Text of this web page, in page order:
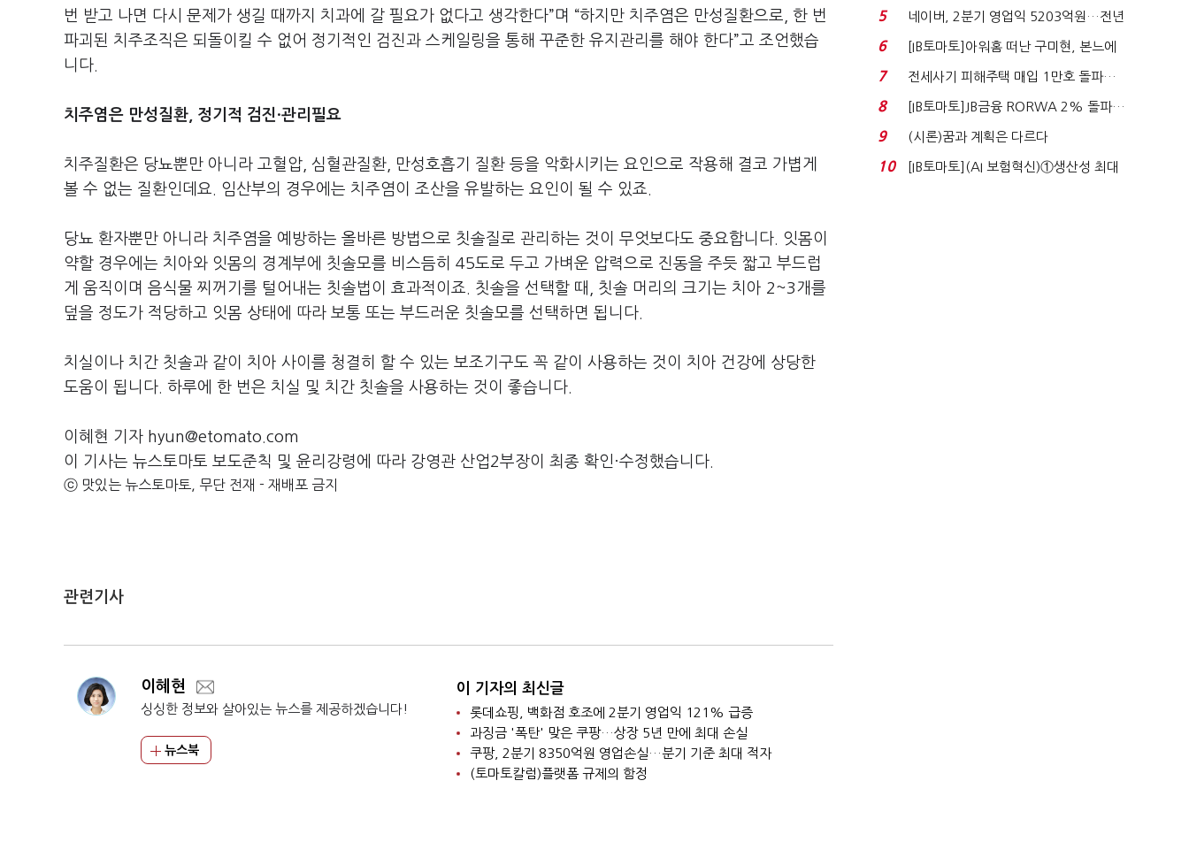
번 받고 나면 다시 문제가 생길 때까지 치과에 갈 필요가 없다고 생각한다”며 “하지만 치주염은 만성질환으로, 한 번
파괴된 치주조직은 되돌이킬 수 없어 정기적인 검진과 스케일링을 통해 꾸준한 유지관리를 해야 한다”고 조언했습
니다.
치주염은 만성질환, 정기적 검진·관리필요
치주질환은 당뇨뿐만 아니라 고혈압, 심혈관질환, 만성호흡기 질환 등을 악화시키는 요인으로 작용해 결코 가볍게
볼 수 없는 질환인데요. 임산부의 경우에는 치주염이 조산을 유발하는 요인이 될 수 있죠.
당뇨 환자뿐만 아니라 치주염을 예방하는 올바른 방법으로 칫솔질로 관리하는 것이 무엇보다도 중요합니다. 잇몸이
약할 경우에는 치아와 잇몸의 경계부에 칫솔모를 비스듬히 45도로 두고 가벼운 압력으로 진동을 주듯 짧고 부드럽
게 움직이며 음식물 찌꺼기를 털어내는 칫솔법이 효과적이죠. 칫솔을 선택할 때, 칫솔 머리의 크기는 치아 2~3개를
덮을 정도가 적당하고 잇몸 상태에 따라 보통 또는 부드러운 칫솔모를 선택하면 됩니다.
치실이나 치간 칫솔과 같이 치아 사이를 청결히 할 수 있는 보조기구도 꼭 같이 사용하는 것이 치아 건강에 상당한
도움이 됩니다. 하루에 한 번은 치실 및 치간 칫솔을 사용하는 것이 좋습니다.
이혜현 기자 hyun@etomato.com
이 기사는 뉴스토마토 보도준칙 및 윤리강령에 따라 강영관 산업2부장이 최종 확인·수정했습니다.
ⓒ 맛있는 뉴스토마토, 무단 전재 - 재배포 금지
관련기사
이혜현
싱싱한 정보와 살아있는 뉴스를 제공하겠습니다!
뉴스북
이 기자의 최신글
롯데쇼핑, 백화점 호조에 2분기 영업익 121% 급증
과징금 '폭탄' 맞은 쿠팡…상장 5년 만에 최대 손실
쿠팡, 2분기 8350억원 영업손실…분기 기준 최대 적자
(토마토칼럼)플랫폼 규제의 함정
닥 벌점 급증에 ...
5
네이버, 2분기 영업익 5203억원…전년
비 0.2% 감소...
6
[IB토마토]아워홈 떠난 구미현, 본느에
340억 베팅…가...
7
전세사기 피해주택 매입 1만호 돌파…
누적 피해자 4만2...
8
[IB토마토]JB금융 RORWA 2% 돌파…
실적 견인은 은행 ...
9 (시론)꿈과 계획은 다르다
10
[IB토마토](AI 보험혁신)①생산성 최대